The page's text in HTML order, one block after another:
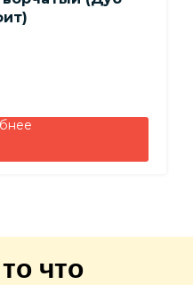
что